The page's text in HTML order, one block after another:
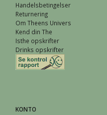
Handelsbetingelser
Returnering
Om Theens Univers
Kend din The
Isthe opskrifter
Drinks opskrifter
KONTO